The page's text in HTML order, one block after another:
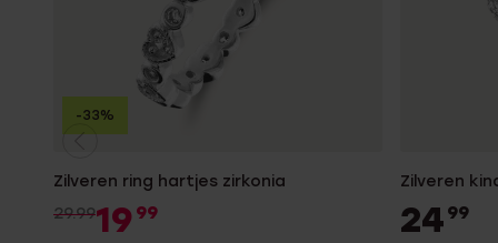
Zilveren ring hartjes zirkonia
29.9919 99
-33%
Zilveren
24 99